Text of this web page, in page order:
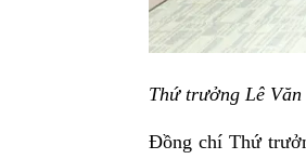
Thứ trưởng Lê
Đồng chí Thứ